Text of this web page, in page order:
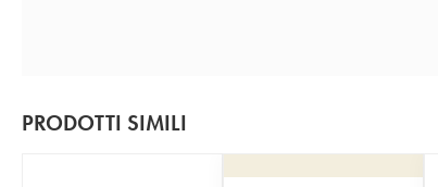
PRODOTTI SIMILI